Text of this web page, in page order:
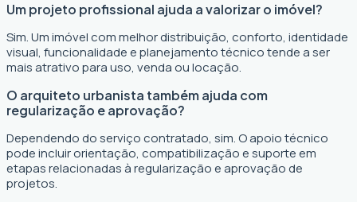
Um projeto profissional ajuda a valorizar o imóvel?
Sim. Um imóvel com melhor distribuição, conforto, identidade
visual, funcionalidade e planejamento técnico tende a ser
mais atrativo para uso, venda ou locação.
O arquiteto urbanista também ajuda com
regularização e aprovação?
Dependendo do serviço contratado, sim. O apoio técnico
pode incluir orientação, compatibilização e suporte em
etapas relacionadas à regularização e aprovação de
projetos.